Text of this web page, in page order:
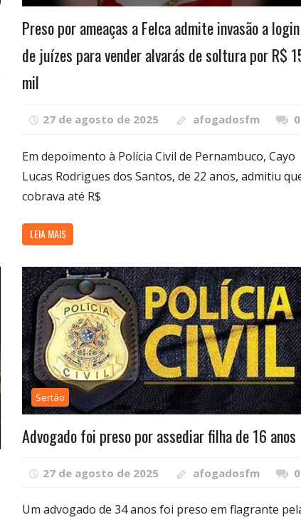
Preso por ameaças a Felca admite invasão a login
de juízes para vender alvarás de soltura por R$
mil
27 de agosto de 2025 afogadosfm 0
Em depoimento à Polícia Civil de Pernambuco, Cayo
Lucas Rodrigues dos Santos, de 22 anos, admitiu
cobrava até R$
LEIA MAIS
Sertão
Advogado foi preso por assediar filha de 16 anos
27 de agosto de 2025 afogadosfm 0
Um advogado de 34 anos foi preso em flagrante